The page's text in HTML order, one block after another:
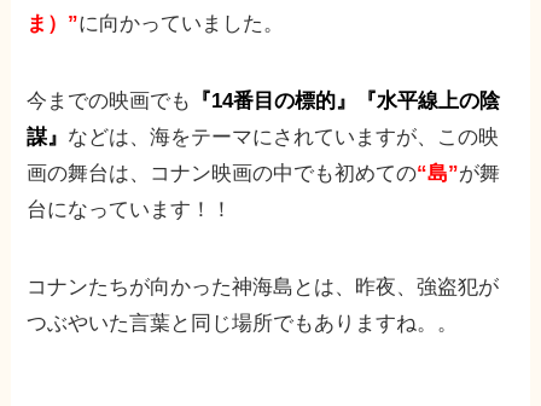
ま）”に向かっていました。
今までの映画でも
『14番目の標的』『水平線上の陰
謀』 などは、海をテーマにされていますが、この映
画の舞台は、コナン映画の中でも初めての“島”が舞
台になっています！！
コナンたちが向かった神海島とは、昨夜、強盗犯が
つぶやいた言葉と同じ場所でもありますね。。